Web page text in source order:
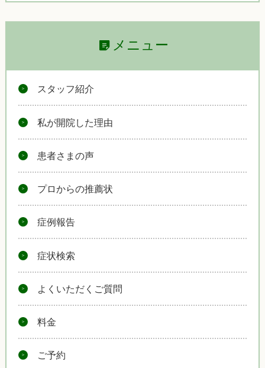
メニュー
スタッフ紹介
私が開院した理由
患者さまの声
プロからの推薦状
症例報告
症状検索
よくいただくご質問
料金
ご予約